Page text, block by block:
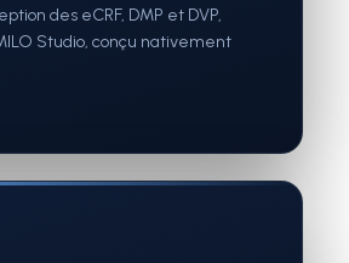
des eCRF, DMP et DVP,
Studio, conçu nativement